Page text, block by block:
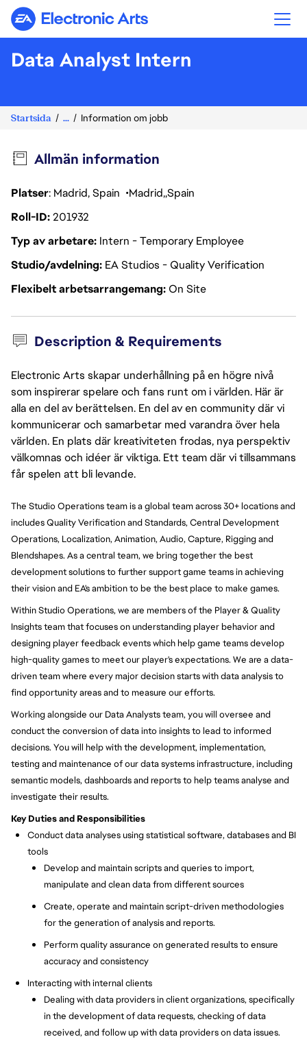
Electronic Arts
Data Analyst Intern
Startsida ... Information om jobb
Allmän information
Platser: Madrid, Spain Madrid Spain
Roll-ID201932
Typ av arbetare Intern - Temporary Employee
Studio/avdelning EA Studios - Quality Verification
Flexibelt arbetsarrangemangOn Site
Description & Requirements
Electronic Arts skapar underhållning på en högre nivå
som inspirerar spelare och fans runt om i världen. Här är
alla en del av berättelsen. En del av en community där vi
kommunicerar och samarbetar med varandra över hela
världen. En plats där kreativiteten frodas, nya perspektiv
välkomnas och idéer är viktiga. Ett team där vi tillsammans
får spelen att bli levande.
The Studio Operations team is a global team across 30+ locations and
includes Quality Verification and Standards, Central Development
Operations, Localization, Animation, Audio, Capture, Rigging and
Blendshapes. As a central team, we bring together the best
development solutions to further support game teams in achieving
their vision and EA's ambition to be the best place to make games.
Within Studio Operations, we are members of the Player & Quality
Insights team that focuses on understanding player behavior and
designing player feedback events which help game teams develop
high-quality games to meet our player's expectations. We are a data-
driven team where every major decision starts with data analysis to
find opportunity areas and to measure our efforts.
Working alongside our Data Analysts team, you will oversee and
conduct the conversion of data into insights to lead to informed
decisions. You will help with the development, implementation,
testing and maintenance of our data systems infrastructure, including
semantic models, dashboards and reports to help teams analyse and
investigate their results.
Key Duties and Responsibilities
Conduct data analyses using statistical software, databases and BI
tools
Develop and maintain scripts and queries to import,
manipulate and clean data from different sources
Create, operate and maintain script-driven methodologies
for the generation of analysis and reports.
Perform quality assurance on generated results to ensure
accuracy and consistency
Interacting with internal clients
Dealing with data providers in client organizations, specifically
in the development of data requests, checking of data
received, and follow up with data providers on data issues.